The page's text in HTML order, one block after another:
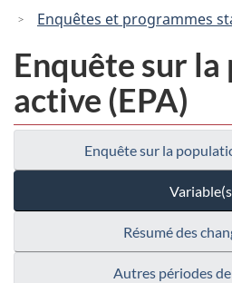
Enquêtes et programmes
Enquête sur
active (EPA)
Enquête sur la
Résumé des
Autres périodes